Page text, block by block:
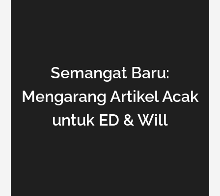
Semangat Baru:
Mengarang Artikel Acak
untuk ED & Will